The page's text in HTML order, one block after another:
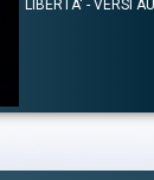
afgana Nadia Anjuman.
LIBERTA' - VERSI